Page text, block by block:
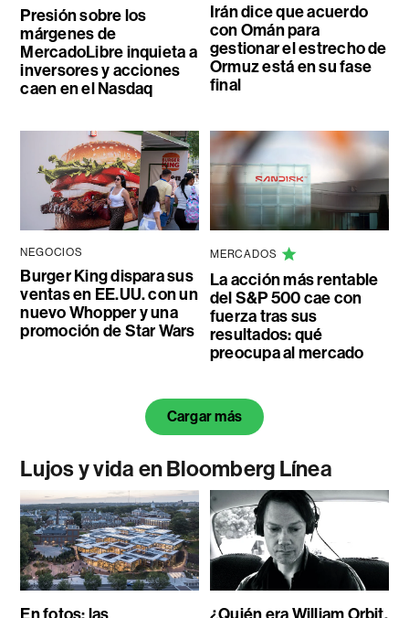
Presión sobre los
márgenes de
MercadoLibre inquieta a
inversores y acciones
caen en el Nasdaq
Irán dice que acuerdo
con Omán para
gestionar el estrecho de
Ormuz está en su fase
final
NEGOCIOS
Burger King dispara sus
ventas en EE.UU. con un
nuevo Whopper y una
promoción de Star Wars
MERCADOS
La acción más rentable
del S&P 500 cae con
fuerza tras sus
resultados: qué
preocupa al mercado
Cargar más
Lujos y vida en Bloomberg Línea